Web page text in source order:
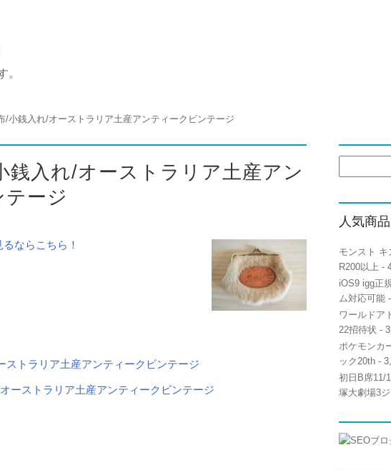
。
/小銭入れ/オーストラリア土産アンティークビンテージ
銭入れ/オーストラリア土産アン
ージ
ならこちら！
ストラリア土産アンティークビンテージ
索:
人気商
モンスト
R200以上 -
iOS9 igg正
ム対応可能
ワールドア
22招待状 -
ポケモンカ
ック20th -
初日B席11/
塚大劇場3ジ